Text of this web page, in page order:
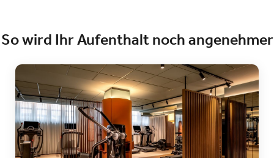
So wird Ihr Aufenthalt noch angenehmer